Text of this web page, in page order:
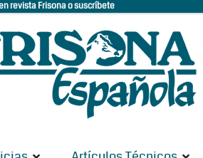
revista Frisona o suscríbete